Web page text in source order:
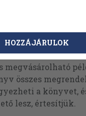
megvásárolható
összes
a könyvet,
lesz, értesítjük.
HOZZÁJÁRULOK